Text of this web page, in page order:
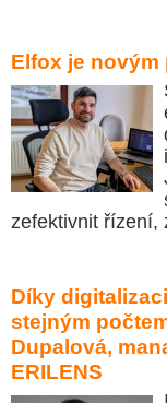
Elfox je novým
zefektivnit řízení,
Díky
stejným
Dupalová,
ERILENS